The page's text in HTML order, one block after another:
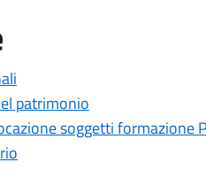
patrimonio
soggetti formazione